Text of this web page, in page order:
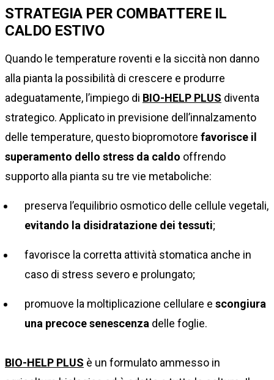
STRATEGIA PER COMBATTERE IL
CALDO ESTIVO
Quando le temperature roventi e la siccità non danno
alla pianta la possibilità di crescere e produrre
adeguatamente, l’impiego di BIO-HELP PLUS diventa
strategico. Applicato in previsione dell’innalzamento
delle temperature, questo biopromotore favorisce il
superamento dello stress da caldo offrendo
supporto alla pianta su tre vie metaboliche:
preserva l’equilibrio osmotico delle cellule vegetali,
evitando la disidratazione dei tessuti;
favorisce la corretta attività stomatica anche in
caso di stress severo e prolungato;
promuove la moltiplicazione cellulare e scongiura
una precoce senescenza delle foglie.
BIO-HELP PLUS è un formulato ammesso in